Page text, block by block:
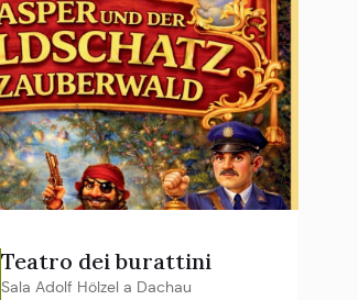
Teatro dei burattini
Sala Adolf Hölzel a Dachau